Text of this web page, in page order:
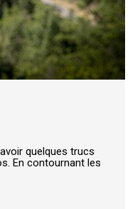
quelques trucs
En contournant les